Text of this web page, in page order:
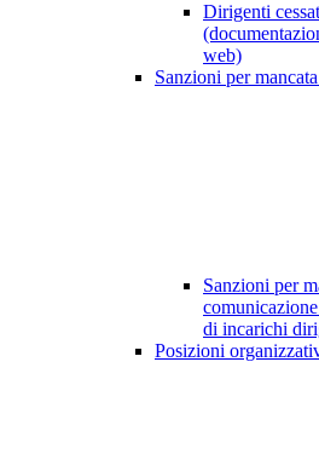
Dirigenti
web)
Sanzioni per
Sanzioni per
di incarichi
Posizioni